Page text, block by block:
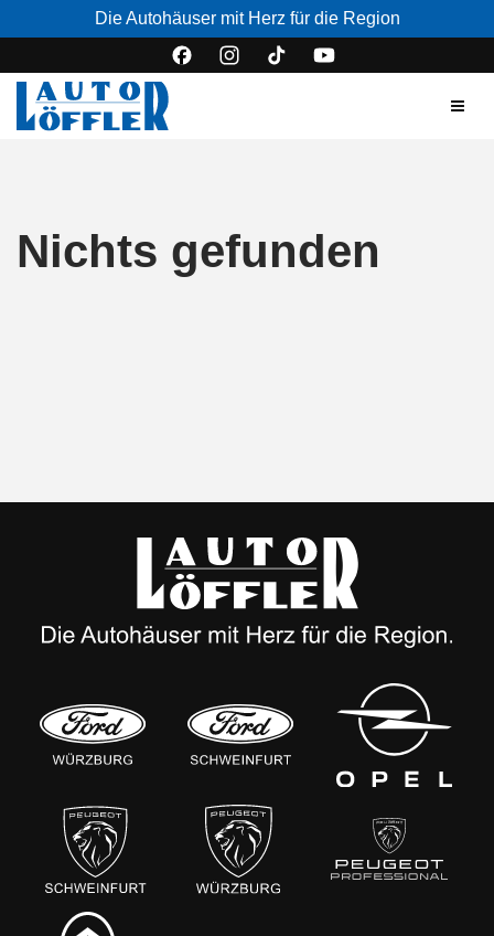
Die Autohäuser mit Herz für die Region
Nichts gefunden